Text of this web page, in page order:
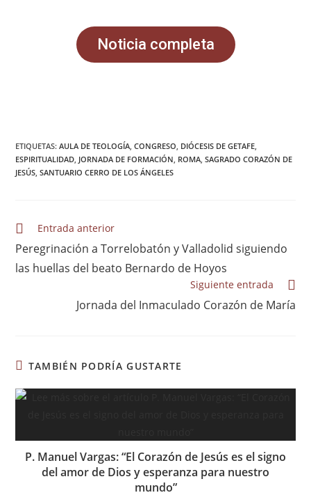
Noticia completa
ETIQUETAS:AULA DE TEOLOGÍA, CONGRESO, DIÓCESIS DE GETAFE,
ESPIRITUALIDAD, JORNADA DE FORMACIÓN, ROMA, SAGRADO CORAZÓN DE
JESÚS, SANTUARIO CERRO DE LOS ÁNGELES
Entrada anterior
Peregrinación a Torrelobatón y Valladolid siguiendo
las huellas del beato Bernardo de Hoyos
Siguiente entrada
Jornada del Inmaculado Corazón de María
TAMBIÉN PODRÍA GUSTARTE
P. Manuel Vargas: “El Corazón de Jesús es el signo
del amor de Dios y esperanza para nuestro
mundo”